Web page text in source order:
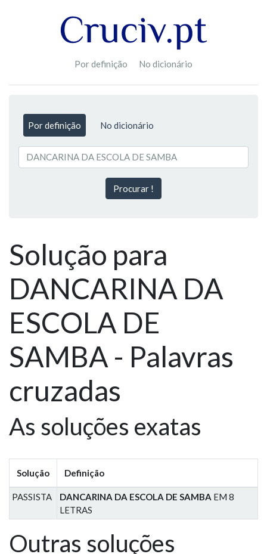
Por definição No dicionário
Por definição No dicionário
Procurar !
Solução para
DANCARINA DA
ESCOLA DE
SAMBA - Palavras
cruzadas
As soluções exatas
Solução Definição
PASSISTA DANCARINA DA ESCOLA DE SAMBA EM 8
LETRAS
Outras soluções